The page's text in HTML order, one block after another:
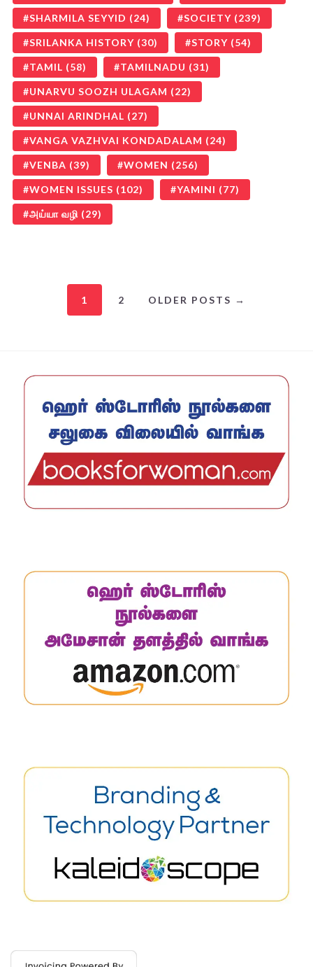
SHARMILA SEYYID (24) SOCIETY (239)
SRILANKA HISTORY (30) STORY (54)
TAMIL (58) TAMILNADU (31)
UNARVU SOOZH ULAGAM (22)
UNNAI ARINDHAL (27)
VANGA VAZHVAI KONDADALAM (24)
VENBA (39) WOMEN (256)
WOMEN ISSUES (102) YAMINI (77)
அய்யா வழி (29)
1 2 OLDER POSTS →